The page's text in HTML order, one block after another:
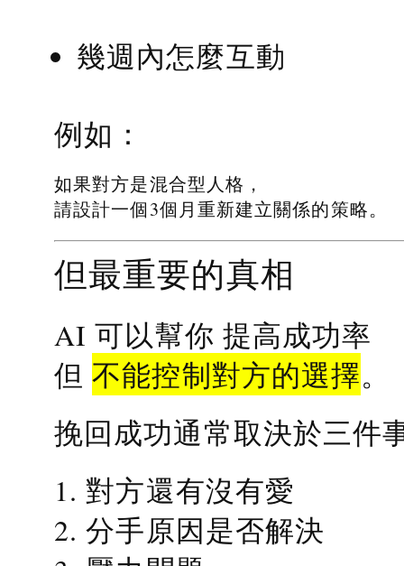
幾週內怎麼互動
例如：
如果對方是混合型人格，
請設計一個3個月重新建立關係的策略。
但最重要的真相
AI 可以幫你 提高成功率
但不能控制對方的選擇。
挽回成功通常取決於三件
1. 對方還有沒有愛
2. 分手原因是否解決